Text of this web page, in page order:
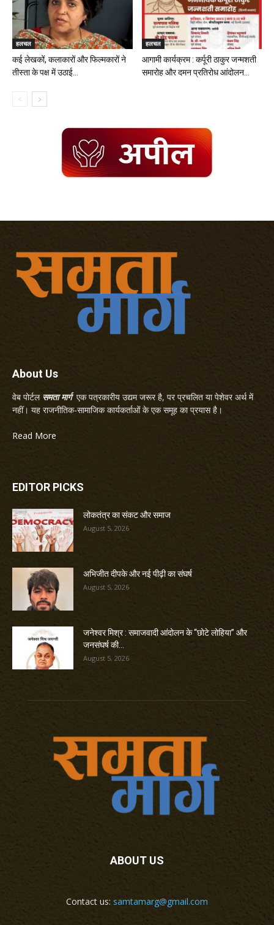
हलचल
कई लेखकों, कलाकारों और फिल्मकारों ने
तीस्ता के पक्ष में उठाई...
हलचल
आगामी कार्यक्रम : कर्पूरी ठाकुर जन्मशती
समारोह और दमन प्रतिरोध आंदोलन...
About Us
वेब पोर्टल समता मार्गएक पत्रकारीय उद्यम जरूर है, पर प्रचलित या पेशेवर अर्थ में
नहीं। यह राजनीतिक-सामाजिक कार्यकर्ताओं के एक समूह का प्रयास है।
Read More
EDITOR PICKS
लोकतंत्र का संकट और समाज
August 5, 2026
अभिजीत दीपके और नई पीढ़ी का संघर्ष
August 5, 2026
जनेश्वर मिश्र : समाजवादी आंदोलन के “छोटे लोहिया” और
जनसंघर्ष की...
August 5, 2026
ABOUT US
Contact us: samtamarg@gmail.com